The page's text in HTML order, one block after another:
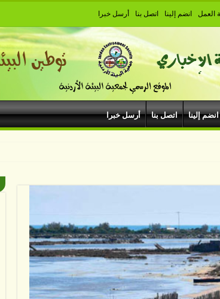
العمل انضم إلينا اتصل بنا أرسل خبرا
انضم إلينا اتصل بنا أرسل خبرا
مهرجان جرش